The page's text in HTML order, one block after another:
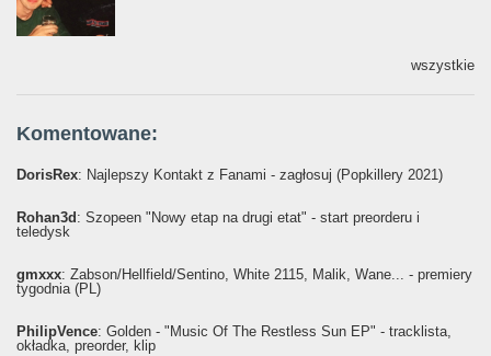
wszystkie
Komentowane:
DorisRex: Najlepszy Kontakt z Fanami - zagłosuj (Popkillery 2021)
Rohan3d : Szopeen "Nowy etap na drugi etat" - start preorderu i
teledysk
gmxxx: Żabson/Hellfield/Sentino, White 2115, Malik, Wane... - premiery
tygodnia (PL)
PhilipVence: Golden - "Music Of The Restless Sun EP" - tracklista,
okładka, preorder, klip